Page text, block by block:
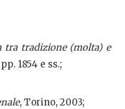
tra tradizione (molta) e
1854 e ss.;
, Torino, 2003;